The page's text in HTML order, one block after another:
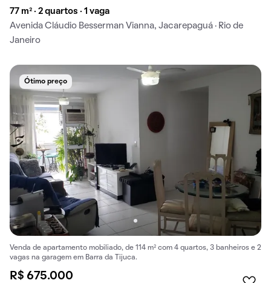
77 m² · 2 quartos · 1 vaga
Avenida Cláudio Besserman Vianna, Jacarepaguá · Rio de
Janeiro
Ótimo preço
Venda de apartamento mobiliado, de 114 m² com 4 quartos, 3 banheiros e 2
vagas na garagem em Barra da Tijuca.
R$ 675.000